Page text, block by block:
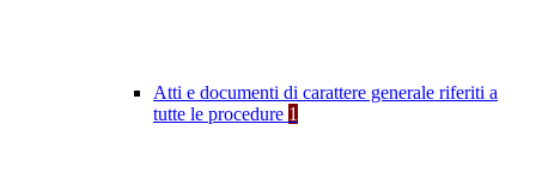
Atti e documenti di carattere generale riferiti a
tutte le procedure 1